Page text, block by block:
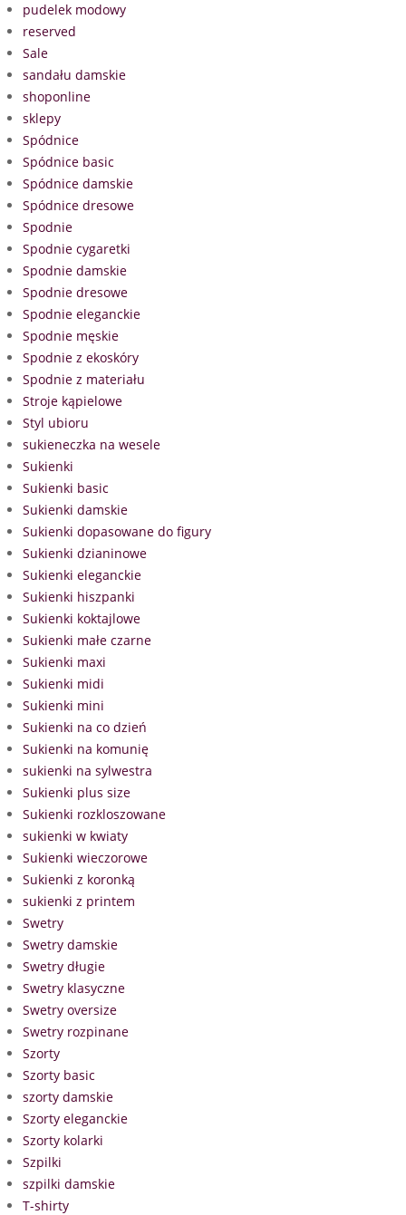
pudelek modowy
reserved
Sale
sandału damskie
shoponline
sklepy
Spódnice
Spódnice basic
Spódnice damskie
Spódnice dresowe
Spodnie
Spodnie cygaretki
Spodnie damskie
Spodnie dresowe
Spodnie eleganckie
Spodnie męskie
Spodnie z ekoskóry
Spodnie z materiału
Stroje kąpielowe
Styl ubioru
sukieneczka na wesele
Sukienki
Sukienki basic
Sukienki damskie
Sukienki dopasowane do figury
Sukienki dzianinowe
Sukienki eleganckie
Sukienki hiszpanki
Sukienki koktajlowe
Sukienki małe czarne
Sukienki maxi
Sukienki midi
Sukienki mini
Sukienki na co dzień
Sukienki na komunię
sukienki na sylwestra
Sukienki plus size
Sukienki rozkloszowane
sukienki w kwiaty
Sukienki wieczorowe
Sukienki z koronką
sukienki z printem
Swetry
Swetry damskie
Swetry długie
Swetry klasyczne
Swetry oversize
Swetry rozpinane
Szorty
Szorty basic
szorty damskie
Szorty eleganckie
Szorty kolarki
Szpilki
szpilki damskie
T-shirty